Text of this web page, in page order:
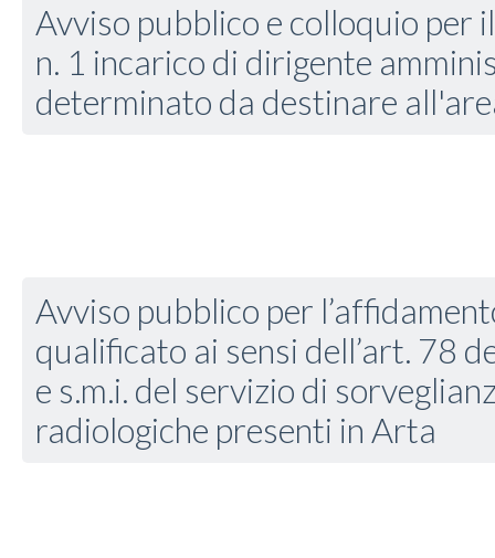
Avviso pubblico e colloquio per
n. 1 incarico di dirigente
determinato da destinare
Avviso pubblico per
qualificato ai sensi dell’art. 78
e s.m.i. del servizio di
radiologiche presenti in Arta